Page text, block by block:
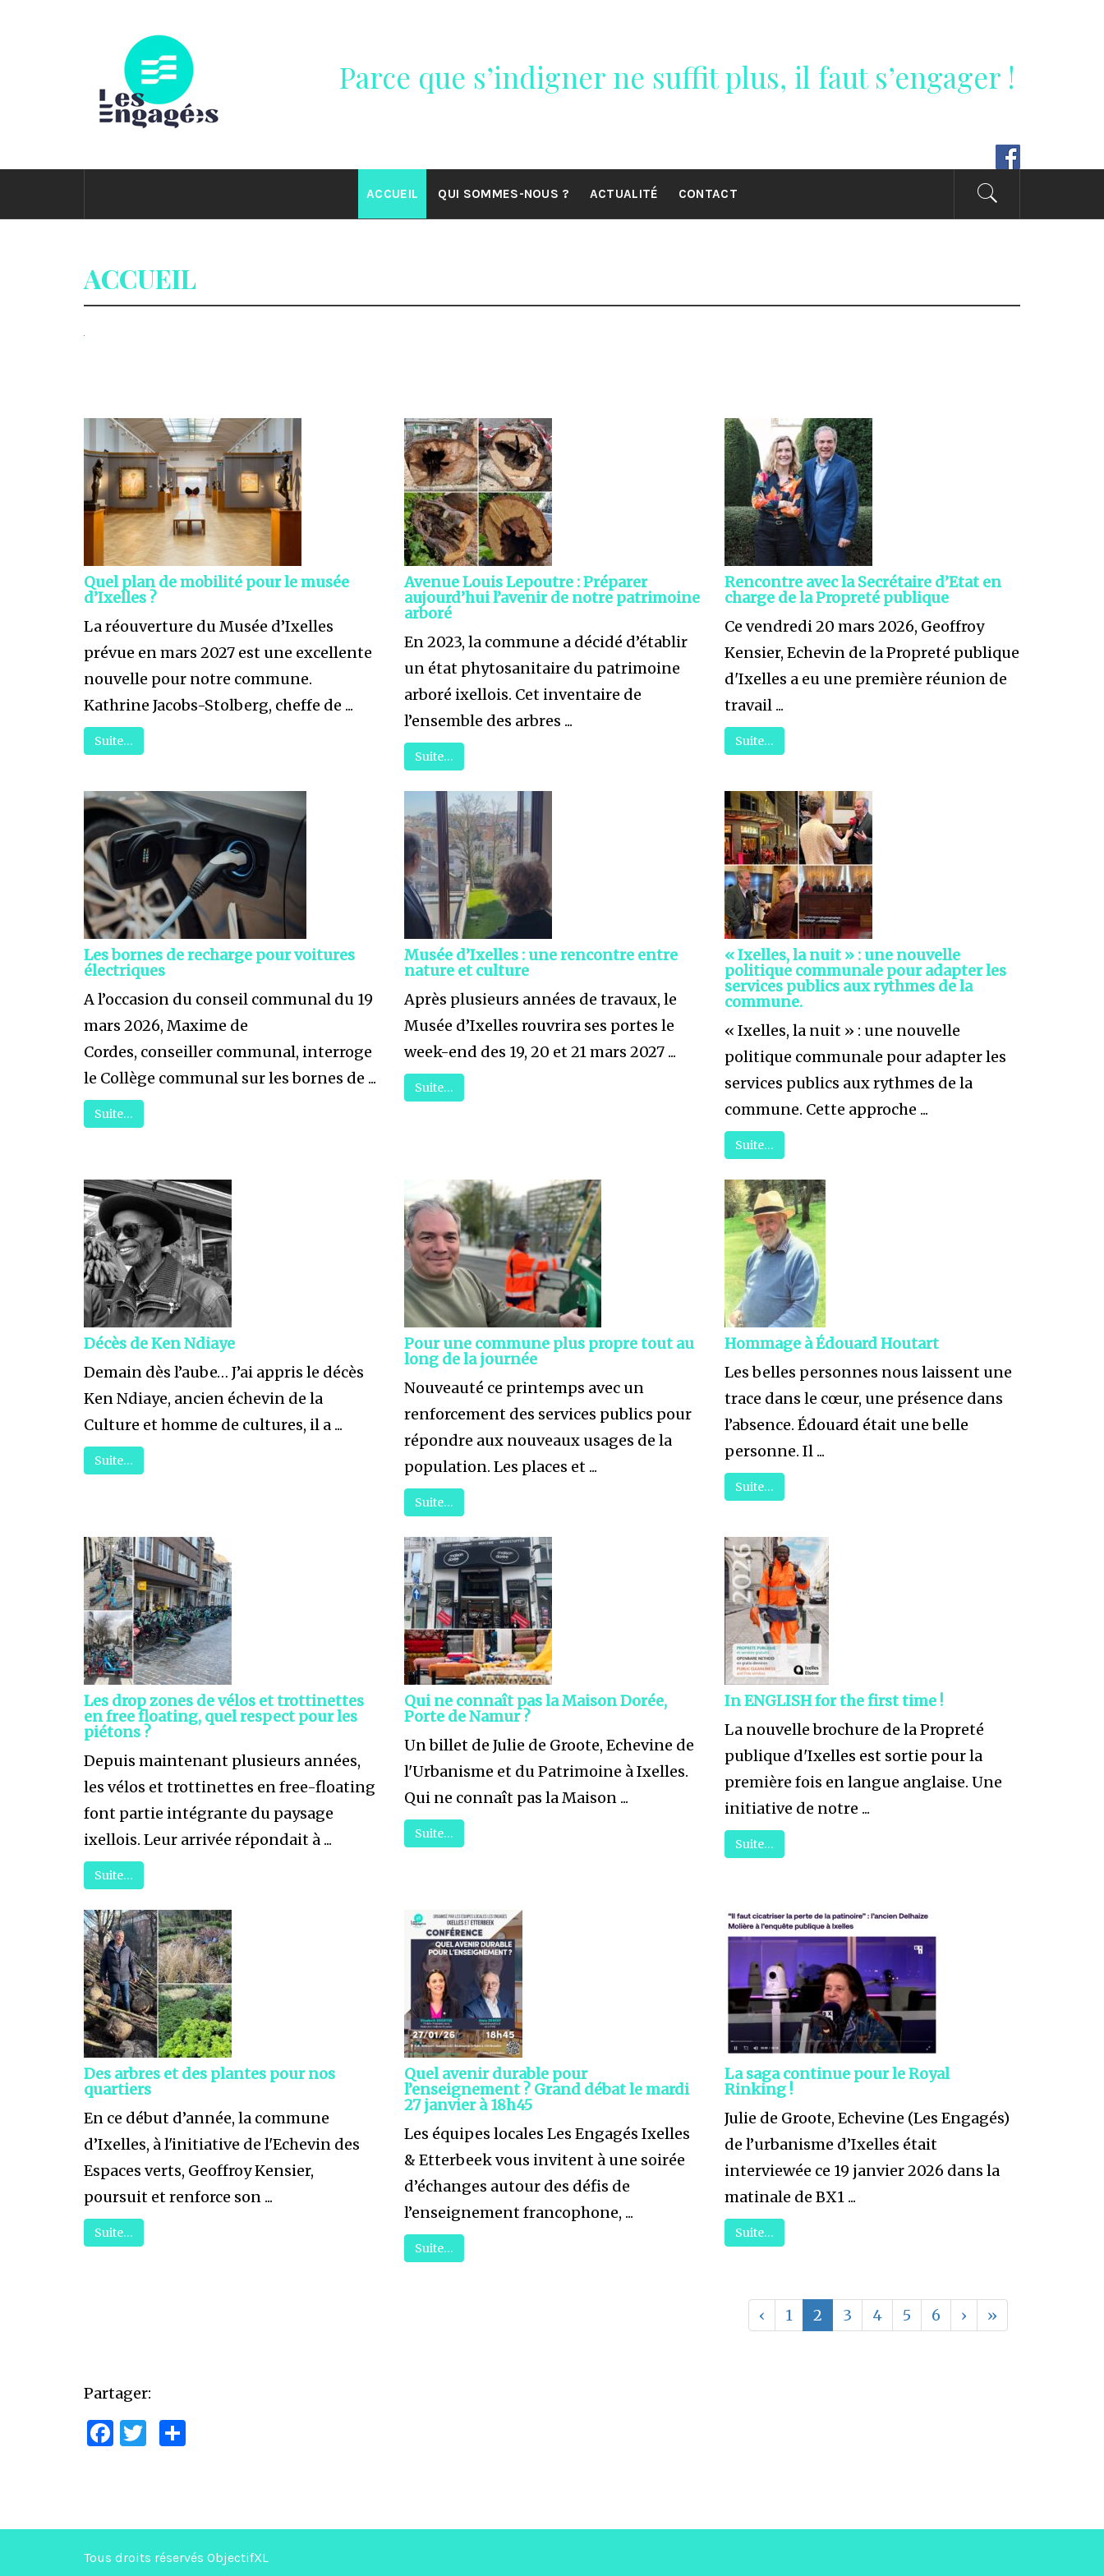
Parce que s’indigner ne suffit plus, il faut s’engager !
ACCUEIL QUI SOMMES-NOUS ? ACTUALITÉ CONTACT
ACCUEIL
Quel plan de mobilité pour le musée
d’Ixelles ?
La réouverture du Musée d’Ixelles
prévue en mars 2027 est une excellente
nouvelle pour notre commune.
Kathrine Jacobs-Stolberg, cheffe de ...
Suite…
Avenue Louis Lepoutre : Préparer
aujourd’hui l’avenir de notre patrimoine
arboré
En 2023, la commune a décidé d’établir
un état phytosanitaire du patrimoine
arboré ixellois. Cet inventaire de
l’ensemble des arbres ...
Suite…
Rencontre avec la Secrétaire d’Etat en
charge de la Propreté publique
Ce vendredi 20 mars 2026, Geoffroy
Kensier, Echevin de la Propreté publique
d'Ixelles a eu une première réunion de
travail ...
Suite…
Les bornes de recharge pour voitures
électriques
A l’occasion du conseil communal du 19
mars 2026, Maxime de
Cordes, conseiller communal, interroge
le Collège communal sur les bornes de ...
Suite…
Musée d’Ixelles : une rencontre entre
nature et culture
Après plusieurs années de travaux, le
Musée d’Ixelles rouvrira ses portes le
week-end des 19, 20 et 21 mars 2027 ...
Suite…
« Ixelles, la nuit » : une nouvelle
politique communale pour adapter les
services publics aux rythmes de la
commune.
« Ixelles, la nuit » : une nouvelle
politique communale pour adapter les
services publics aux rythmes de la
commune. Cette approche ...
Suite…
Décès de Ken Ndiaye
Demain dès l’aube… J’ai appris le décès
Ken Ndiaye, ancien échevin de la
Culture et homme de cultures, il a ...
Suite…
Pour une commune plus propre tout au
long de la journée
Nouveauté ce printemps avec un
renforcement des services publics pour
répondre aux nouveaux usages de la
population. Les places et ...
Suite…
Hommage à Édouard Houtart
Les belles personnes nous laissent une
trace dans le cœur, une présence dans
l’absence. Édouard était une belle
personne. Il ...
Suite…
Les drop zones de vélos et trottinettes
en free floating, quel respect pour les
piétons ?
Depuis maintenant plusieurs années,
les vélos et trottinettes en free-floating
font partie intégrante du paysage
ixellois. Leur arrivée répondait à ...
Suite…
Qui ne connaît pas la Maison Dorée,
Porte de Namur ?
Un billet de Julie de Groote, Echevine de
l'Urbanisme et du Patrimoine à Ixelles.
Qui ne connaît pas la Maison ...
Suite…
In ENGLISH for the first time !
La nouvelle brochure de la Propreté
publique d'Ixelles est sortie pour la
première fois en langue anglaise. Une
initiative de notre ...
Suite…
Des arbres et des plantes pour nos
quartiers
En ce début d’année, la commune
d’Ixelles, à l'initiative de l'Echevin des
Espaces verts, Geoffroy Kensier,
poursuit et renforce son ...
Suite…
Quel avenir durable pour
l’enseignement ? Grand débat le mardi
27 janvier à 18h45
Les équipes locales Les Engagés Ixelles
& Etterbeek vous invitent à une soirée
d’échanges autour des défis de
l’enseignement francophone, ...
Suite…
La saga continue pour le Royal
Rinking !
Julie de Groote, Echevine (Les Engagés)
de l’urbanisme d’Ixelles était
interviewée ce 19 janvier 2026 dans la
matinale de BX1 ...
Suite…
‹ 1 2 3 4 5 6 › »
Partager:
Facebook
Twitter
Tous droits réservés ObjectifXL